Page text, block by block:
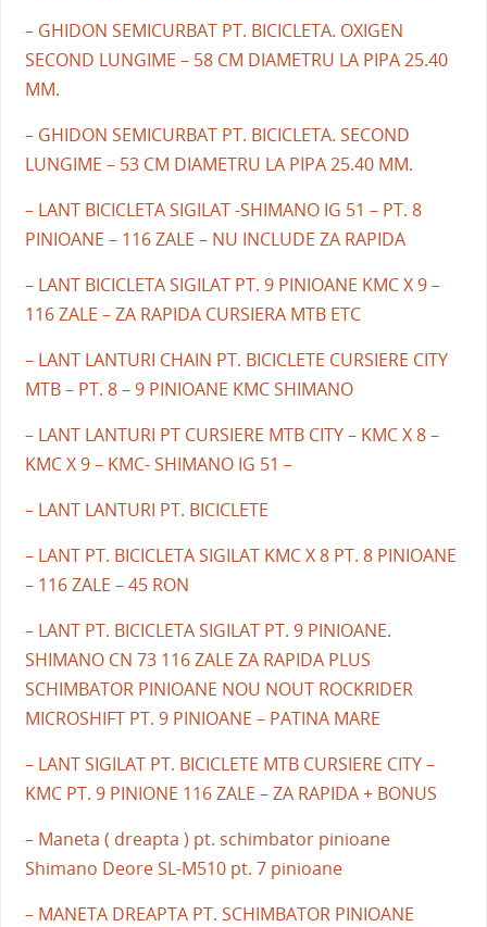
– GHIDON SEMICURBAT PT. BICICLETA. OXIGEN
SECOND LUNGIME – 58 CM DIAMETRU LA PIPA 25.40
MM.
– GHIDON SEMICURBAT PT. BICICLETA. SECOND
LUNGIME – 53 CM DIAMETRU LA PIPA 25.40 MM.
– LANT BICICLETA SIGILAT -SHIMANO IG 51 – PT. 8
PINIOANE – 116 ZALE – NU INCLUDE ZA RAPIDA
– LANT BICICLETA SIGILAT PT. 9 PINIOANE KMC X 9 –
116 ZALE – ZA RAPIDA CURSIERA MTB ETC
– LANT LANTURI CHAIN PT. BICICLETE CURSIERE CITY
MTB – PT. 8 – 9 PINIOANE KMC SHIMANO
– LANT LANTURI PT CURSIERE MTB CITY – KMC X 8 –
KMC X 9 – KMC- SHIMANO IG 51 –
– LANT LANTURI PT. BICICLETE
– LANT PT. BICICLETA SIGILAT KMC X 8 PT. 8 PINIOANE
– 116 ZALE – 45 RON
– LANT PT. BICICLETA SIGILAT PT. 9 PINIOANE.
SHIMANO CN 73 116 ZALE ZA RAPIDA PLUS
SCHIMBATOR PINIOANE NOU NOUT ROCKRIDER
MICROSHIFT PT. 9 PINIOANE – PATINA MARE
– LANT SIGILAT PT. BICICLETE MTB CURSIERE CITY –
KMC PT. 9 PINIONE 116 ZALE – ZA RAPIDA + BONUS
– Maneta ( dreapta ) pt. schimbator pinioane
Shimano Deore SL-M510 pt. 7 pinioane
– MANETA DREAPTA PT. SCHIMBATOR PINIOANE